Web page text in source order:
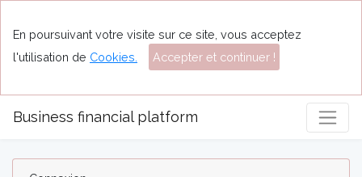
En poursuivant votre visite sur ce site, vous acceptez
l'utilisation de Cookies. Accepter et continuer !
Business financial platform